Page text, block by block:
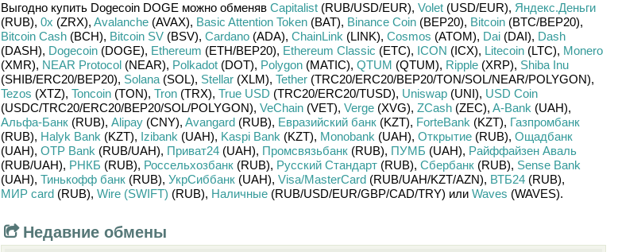
Выгодно купить Dogecoin DOGE можно обменяв Capitalist(RUB/USD/EUR), Volet(USD/EUR), Яндекс.Деньги
(RUB), 0x (ZRX), Avalanche(AVAX), Basic Attention Token(BAT), Binance Coin(BEP20), Bitcoin(BTC/BEP20),
Bitcoin Cash(BCH), Bitcoin SV(BSV), Cardano(ADA), ChainLink (LINK), Cosmos (ATOM), Dai(DAI), Dash
(DASH), Dogecoin(DOGE), Ethereum (ETH/BEP20), Ethereum Classic (ETC), ICON (ICX), Litecoin(LTC), Monero
(XMR), NEAR Protocol(NEAR), Polkadot(DOT), Polygon(MATIC), QTUM (QTUM), Ripple(XRP), Shiba Inu
(SHIB/ERC20/BEP20), Solana(SOL), Stellar(XLM), Tether(TRC20/ERC20/BEP20/TON/SOL/NEAR/POLYGON),
Tezos (XTZ), Toncoin(TON), Tron(TRX), True USD (TRC20/ERC20/TUSD), Uniswap(UNI), USD Coin
(USDC/TRC20/ERC20/BEP20/SOL/POLYGON), VeChain(VET), Verge(XVG), ZCash(ZEC), A-Bank (UAH),
Альфа-Банк(RUB), Alipay(CNY), Avangard(RUB), Евразийский банк(KZT), ForteBank (KZT), Газпромбанк
(RUB), Halyk Bank (KZT), Izibank (UAH), Kaspi Bank (KZT), Monobank (UAH), Открытие(RUB), Ощадбанк
(UAH), OTP Bank (RUB/UAH), Приват24(UAH), Промсвязьбанк(RUB), ПУМБ (UAH), Райффайзен Аваль
(RUB/UAH), РНКБ (RUB), Россельхозбанк(RUB), Русский Стандарт(RUB), Сбербанк(RUB), Sense Bank
(UAH), Тинькофф банк(RUB), УкрСиббанк(UAH), Visa/MasterCard(RUB/UAH/KZT/AZN), ВТБ24(RUB),
МИР card(RUB), Wire (SWIFT) (RUB), Наличные(RUB/USD/EUR/GBP/CAD/TRY) или Waves (WAVES).
Недавние обмены